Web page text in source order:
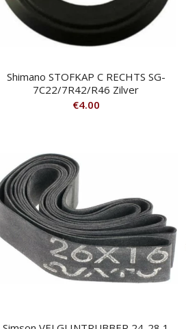
Shimano STOFKAP C RECHTS SG-
7C22/7R42/R46 Zilver
€4.00